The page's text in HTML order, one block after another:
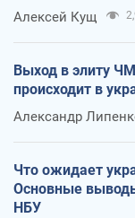
Алексей Кущ
Выход в элиту
происходит в
Александр
Что ожидает
Основные
НБУ